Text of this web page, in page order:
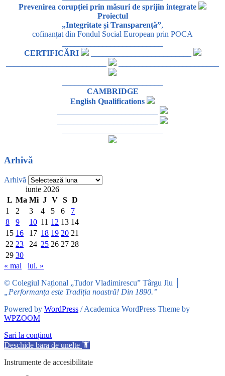
Prevenirea corupției prin măsuri de sprijin integrate
Proiectul
„Integritate și Transparență”,
cofinanțat din Fondul Social European prin POCA
CERTIFICĂRI
_________________________
CAMBRIDGE
English Qualifications
Arhivă
Arhivă
iunie 2026
L Ma Mi J V S D
1
2 3 4 5 6
7
8
9 10 11 12 13 14
15 16 17 18 19 20 21
22 23 24 25 26 27 28
29 30
« mai
iul. »
© Colegiul Național „Tudor Vladimirescu” Târgu Jiu │
„Performanța este Tradiția noastră! Din 1890.”
Powered by WordPress / Academica WordPress Theme by
WPZOOM
Sari la conținut
Deschide bara de unelte
Instrumente de accesibilitate